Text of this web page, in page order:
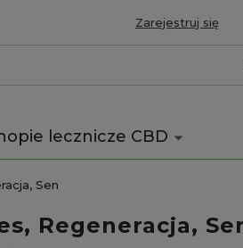
Zarejestruj się
lecznicze CBD
Sen
Regeneracja,